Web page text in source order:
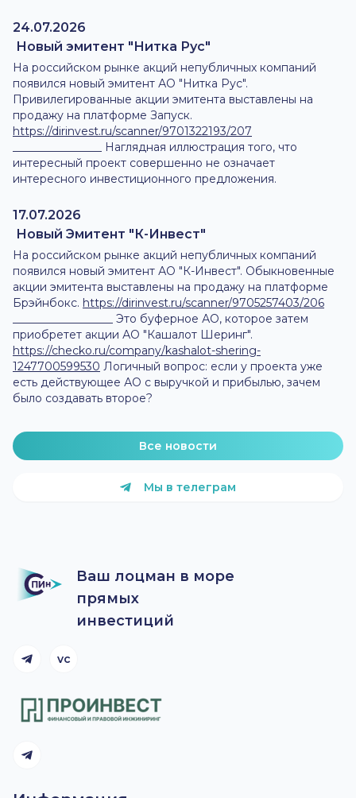
24.07.2026
Новый эмитент "Нитка Рус"
На российском рынке акций непубличных компаний
появился новый эмитент АО "Нитка Рус".
Привилегированные акции эмитента выставлены на
продажу на платформе Запуск.
https://dirinvest.ru/scanner/9701322193/207
________________ Наглядная иллюстрация того, что
интересный проект совершенно не означает
интересного инвестиционного предложения.
17.07.2026
Новый Эмитент "К-Инвест"
На российском рынке акций непубличных компаний
появился новый эмитент АО "К-Инвест". Обыкновенные
акции эмитента выставлены на продажу на платформе
Брэйнбокс. https://dirinvest.ru/scanner/9705257403/206
__________________ Это буферное АО, которое затем
приобретет акции АО "Кашалот Шеринг".
https://checko.ru/company/kashalot-shering-
1247700599530 Логичный вопрос: если у проекта уже
есть действующее АО с выручкой и прибылью, зачем
было создавать второе?
Все новости
Мы в телеграм
Ваш лоцман в море
прямых
инвестиций
Telegram канал
vc
Telegram канал